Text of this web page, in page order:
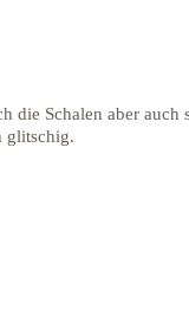
die Schalen aber auch
glitschig.